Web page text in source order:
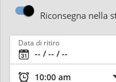
Riconsegna nella
Data di ritiro